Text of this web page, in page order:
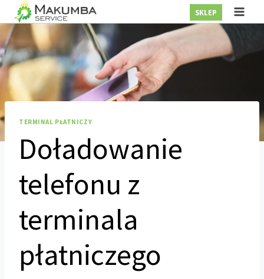
Przejdź
do
treści
SKLEP
TERMINAL PŁATNICZY
Doładowanie
telefonu z
terminala
płatniczego